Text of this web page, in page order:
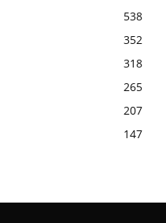
538
352
318
265
207
147